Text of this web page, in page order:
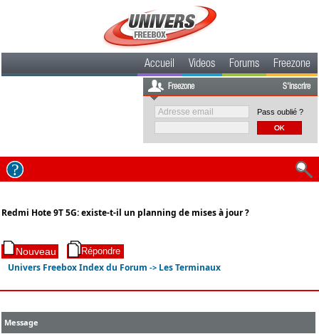
Accueil Videos Forums Freezone
Freezone S'inscrire
Pass oublié ?
Redmi Hote 9T 5G: existe-t-il un planning de mises à jour ?
Univers Freebox Index du Forum -> Les Terminaux
Message